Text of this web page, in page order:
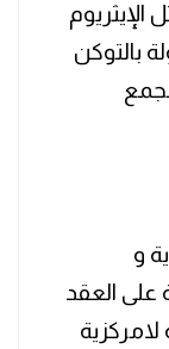
بالتوكن
و
على العقد